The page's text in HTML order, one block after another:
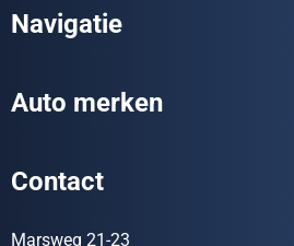
Navigatie
Auto merken
Contact
Marsweg 21-23